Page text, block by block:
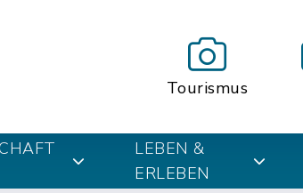
Tourismus
LEBEN &
ERLEBEN